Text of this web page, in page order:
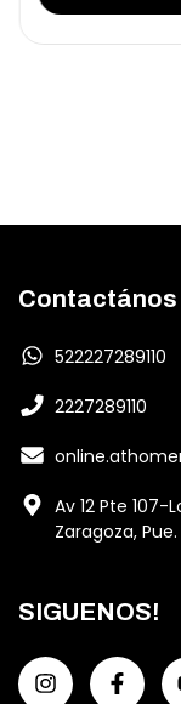
Contactános
522227289110
2227289110
Av 12 Pte
Zaragoza, Pue.
SIGUENOS!